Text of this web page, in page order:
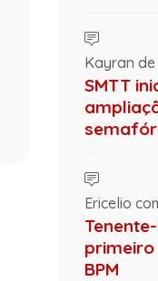
Kayran de
SMTT
Ericelio
primeiro
BPM